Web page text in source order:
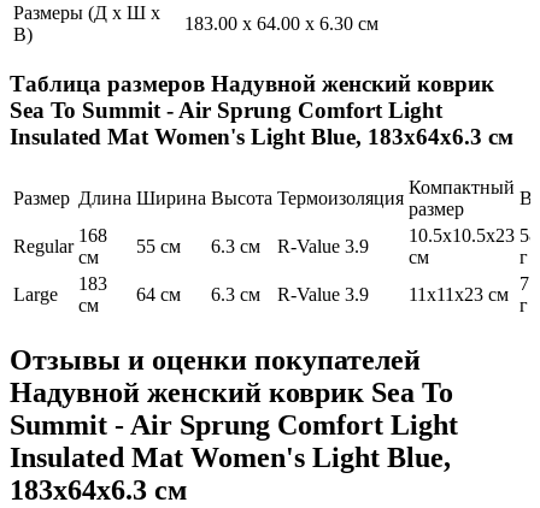
Размеры (Д х Ш х
В)
183.00 x 64.00 x 6.30 см
Таблица размеров Надувной женский коврик
Sea To Summit - Air Sprung Comfort Light
Insulated Mat Women's Light Blue, 183x64x6.3 см
Размер Длина Ширина Высота Термоизоляция
Компактный
размер
Regular
168
см
55 см 6.3 см R-Value 3.9
10.5x10.5x23
см
г
Large
183
см
64 см 6.3 см R-Value 3.9 11x11х23 см
г
Отзывы и оценки покупателей
Надувной женский коврик Sea To
Summit - Air Sprung Comfort Light
Insulated Mat Women's Light Blue,
183x64x6.3 см